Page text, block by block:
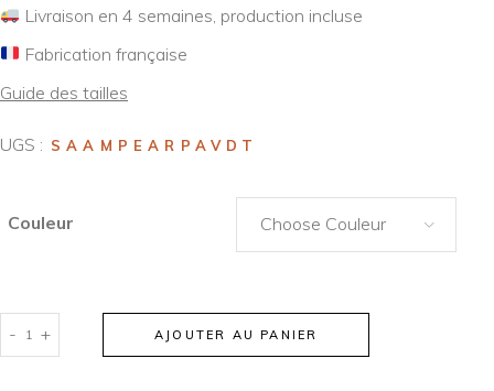
Livraison en 4 semaines, production incluse
Fabrication française
Guide des tailles
UGS : SAAMPEARPAVDT
Couleur Choose Couleur
- + AJOUTER AU PANIER